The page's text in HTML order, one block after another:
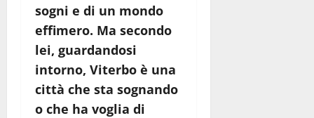
sogni e di un mondo
effimero. Ma secondo
lei, guardandosi
intorno, Viterbo è una
città che sta sognando
o che ha voglia di